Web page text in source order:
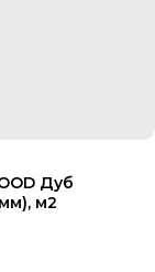
Дуб
м2